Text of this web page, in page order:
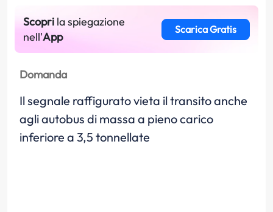
Scopri la spiegazione
nell'App
Scarica Gratis
Domanda
Il segnale raffigurato vieta il transito anche
agli autobus di massa a pieno carico
inferiore a 3,5 tonnellate